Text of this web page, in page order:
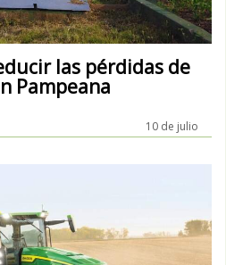
las pérdidas de
Pampeana
10 de julio